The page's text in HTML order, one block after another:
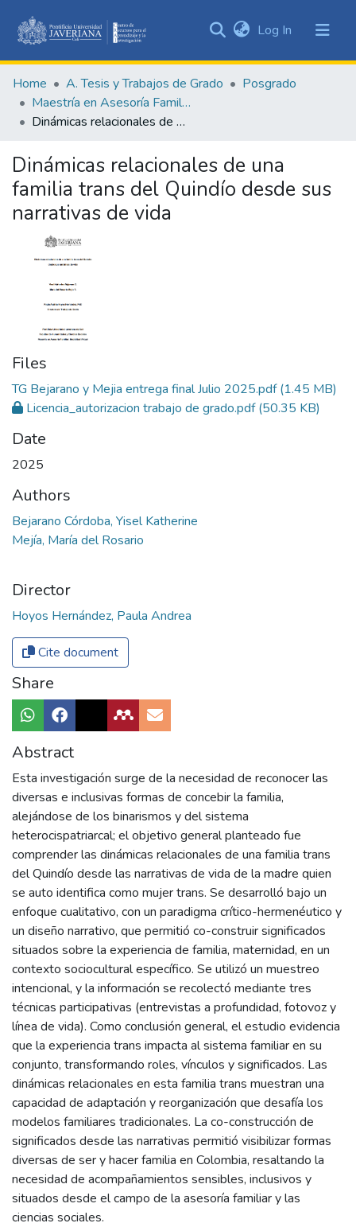
&
Collections
Statistics
Log In (current)
Home A. Tesis y Trabajos de Grado
Posgrado
Maestría en Asesoría Familiar
Dinámicas relacionales de una familia trans del Quindío desde sus narrativas de vida
Dinámicas relacionales de una
familia trans del Quindío desde sus
narrativas de vida
Files
TG Bejarano y Mejia entrega final Julio 2025.pdf(1.45 MB)
Licencia_autorizacion trabajo de grado.pdf(50.35 KB)
Date
2025
Authors
Bejarano Córdoba, Yisel Katherine
Mejía, María del Rosario
Director
Hoyos Hernández, Paula Andrea
Cite document
Share
Abstract
Esta investigación surge de la necesidad de reconocer las
diversas e inclusivas formas de concebir la familia,
alejándose de los binarismos y del sistema
heterocispatriarcal; el objetivo general planteado fue
comprender las dinámicas relacionales de una familia trans
del Quindío desde las narrativas de vida de la madre quien
se auto identifica como mujer trans. Se desarrolló bajo un
enfoque cualitativo, con un paradigma crítico-hermenéutico y
un diseño narrativo, que permitió co-construir significados
situados sobre la experiencia de familia, maternidad, en un
contexto sociocultural específico. Se utilizó un muestreo
intencional, y la información se recolectó mediante tres
técnicas participativas (entrevistas a profundidad, fotovoz y
línea de vida). Como conclusión general, el estudio evidencia
que la experiencia trans impacta al sistema familiar en su
conjunto, transformando roles, vínculos y significados. Las
dinámicas relacionales en esta familia trans muestran una
capacidad de adaptación y reorganización que desafía los
modelos familiares tradicionales. La co-construcción de
significados desde las narrativas permitió visibilizar formas
diversas de ser y hacer familia en Colombia, resaltando la
necesidad de acompañamientos sensibles, inclusivos y
situados desde el campo de la asesoría familiar y las
ciencias sociales.